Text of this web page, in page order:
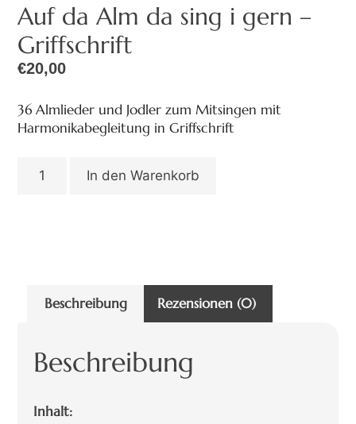
Auf da Alm da sing i gern –
Griffschrift
€20,00
36 Almlieder und Jodler zum Mitsingen mit
Harmonikabegleitung in Griffschrift
In den Warenkorb
Beschreibung Rezensionen (0)
Beschreibung
Inhalt: